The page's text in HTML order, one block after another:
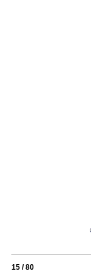
15 / 80